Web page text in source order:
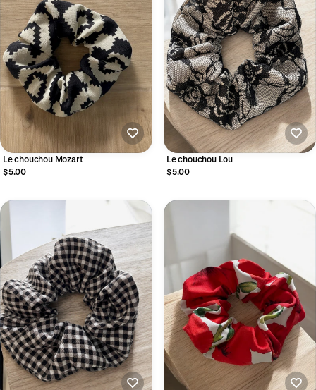
Le chouchou Mozart
$5.00
Le chouchou Lou
$5.00